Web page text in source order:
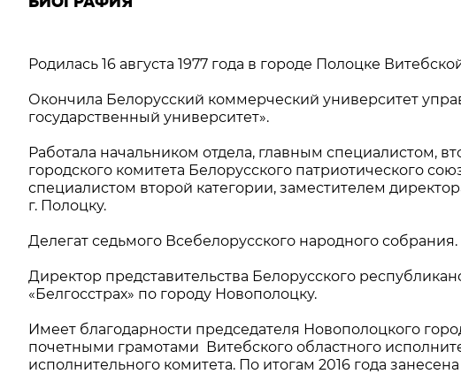
Родилась 16 августа 1977 года в городе Полоцке
Окончила Белорусский коммерческий университет
государственный университет».
Работала начальником отдела, главным специалистом,
городского комитета Белорусского патриотического
специалистом второй категории, заместителем
г. Полоцку.
Делегат седьмого Всебелорусского народного собрания.
Директор представительства Белорусского
«Белгосстрах» по городу Новополоцку.
Имеет благодарности председателя Новополоцкого
почетными грамотами Витебского областного
исполнительного комитета. По итогам 2016 года